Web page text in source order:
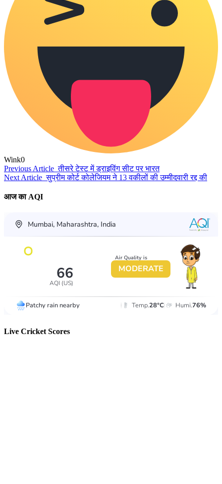
Wink0
Previous Article तीसरे टेस्ट में ड्राइविंग सीट पर भारत
Next Article सुप्रीम कोर्ट कोलेजियम ने 13 वकीलों की उम्मीदवारी रद्द की
आज का AQI
Live Cricket Scores